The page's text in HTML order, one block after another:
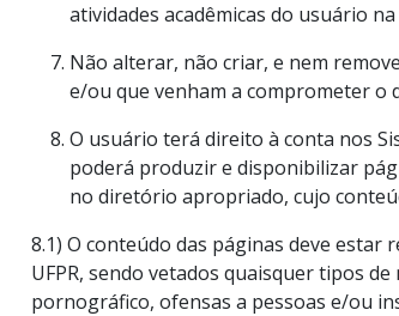
atividades acadêmicas do usuário na
Não alterar, não criar, e nem
e/ou que venham a comprometer o
O usuário terá direito à conta nos
poderá produzir e disponibilizar
no diretório apropriado, cujo
8.1) O conteúdo das páginas deve estar
UFPR, sendo vetados quaisquer tipos
pornográfico, ofensas a pessoas e/ou